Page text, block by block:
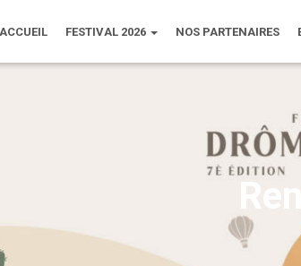
ACCUEIL FESTIVAL 2026 NOS PARTENAIRES